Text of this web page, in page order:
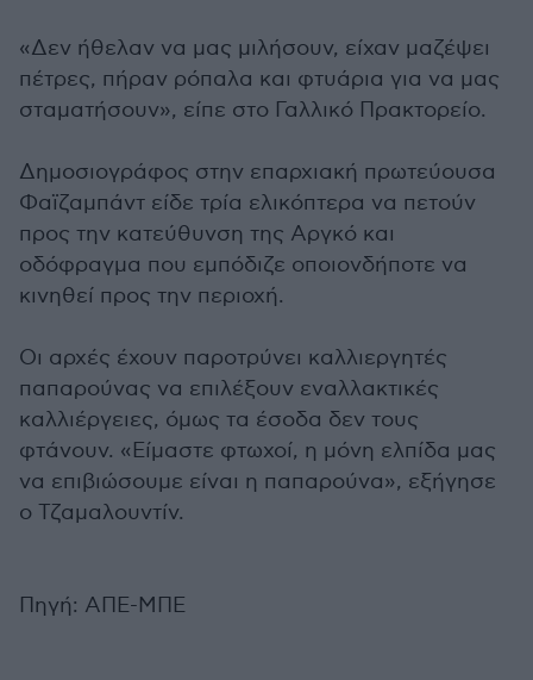
«Δεν ήθελαν να μας μιλήσουν, είχαν μαζέψει
πέτρες, πήραν ρόπαλα και φτυάρια για να μας
σταματήσουν», είπε στο Γαλλικό Πρακτορείο.
Δημοσιογράφος στην επαρχιακή πρωτεύουσα
Φαϊζαμπάντ είδε τρία ελικόπτερα να πετούν
προς την κατεύθυνση της Αργκό και
οδόφραγμα που εμπόδιζε οποιονδήποτε να
κινηθεί προς την περιοχή.
Οι αρχές έχουν παροτρύνει καλλιεργητές
παπαρούνας να επιλέξουν εναλλακτικές
καλλιέργειες, όμως τα έσοδα δεν τους
φτάνουν. «Είμαστε φτωχοί, η μόνη ελπίδα μας
να επιβιώσουμε είναι η παπαρούνα», εξήγησε
ο Τζαμαλουντίν.
Πηγή: ΑΠΕ-ΜΠΕ